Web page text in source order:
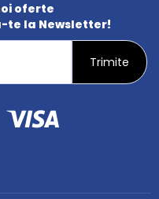
oferte
te la Newsletter!